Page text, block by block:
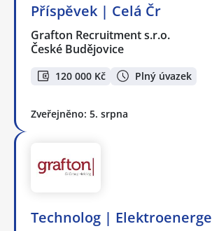
Příspěvek | Celá Čr
Grafton Recruitment s.r.o.
České Budějovice
120 000 Kč Plný úvazek
Zveřejněno: 5. srpna
Technolog |